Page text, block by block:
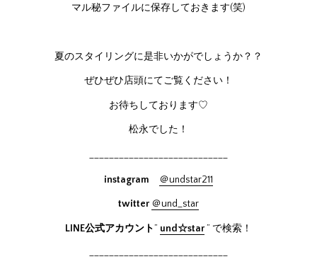
マル秘ファイルに保存しておきます(笑)
夏のスタイリングに是非いかがでしょうか？？
ぜひぜひ店頭にてご覧ください！
お待ちしております♡
松永でした！
____________________________
instagram ＠undstar211
twitter ＠und_star
LINE公式アカウント” und☆star” で検索！
____________________________